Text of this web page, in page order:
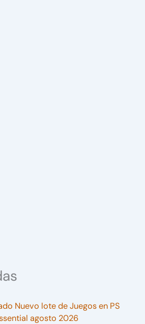
Nuevo lote de Juegos en PS
agosto 2026